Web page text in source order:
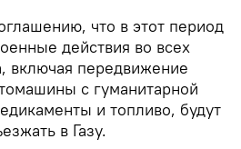
что в этот период
действия во всех
включая передвижение
с гуманитарной
и топливо, будут
в Газу.